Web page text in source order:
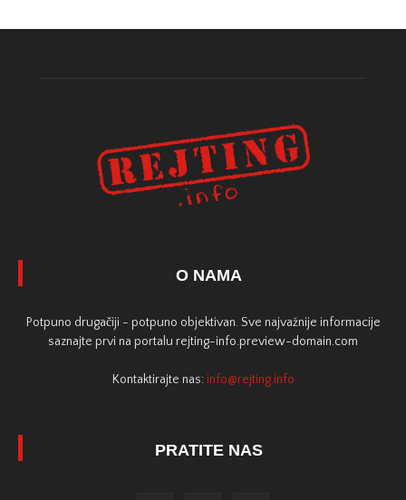
O NAMA
Potpuno drugačiji - potpuno objektivan. Sve najvažnije informacije
saznajte prvi na portalu rejting-info.preview-domain.com
Kontaktirajte nas: info@rejting.info
PRATITE NAS